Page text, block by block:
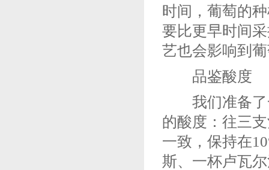
时间，葡萄的
要比更早时间
艺也会影响到
品鉴酸度
我们准备了
的酸度：往三
一致，保持在
斯、一杯卢瓦